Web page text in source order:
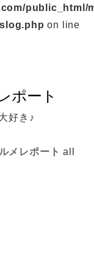
public_html/
on line
好き♪
メレポート all